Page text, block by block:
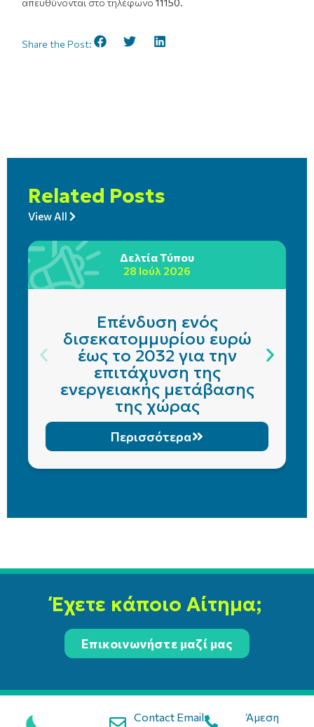
Share the Post:
Related Posts
View All
Δελτία Τύπου
28 Ιούλ 2026
Επένδυση ενός
δισεκατομμυρίου ευρώ
έως το 2032 για την
επιτάχυνση της
ενεργειακής μετάβασης
της χώρας
Περισσότερα
Έχετε κάποιο Αίτημα;
Επικοινωνήστε μαζί μας
Contact Email:
Άμεση